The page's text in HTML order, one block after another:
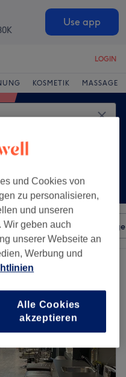
Use app
LOGIN
KOSMETIK MASSAGE
Salons
Blumenberg, Köln
und Cookies von
zu personalisieren,
und unseren
Wir geben auch
unserer Webseite an
Werbung und
Alle Cookies
akzeptieren